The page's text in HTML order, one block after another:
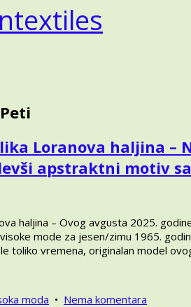
Loranova haljina
apstraktni motiv
haljina – Ovog avgusta 2025.
mode za jesen/zimu 1965.
toliko vremena, originalan model
moda • Nema komentara